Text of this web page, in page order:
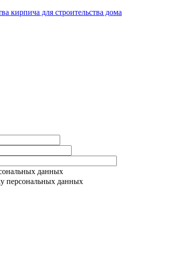
кирпича для строительства дома
данных
персональных данных